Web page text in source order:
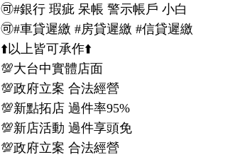
🉑#銀行 瑕疵 呆帳 警示帳戶 小白
🉑#車貸遲繳 #房貸遲繳 #信貸遲繳
⬆️以上皆可承作⬆️
💯大台中實體店面
💯政府立案 合法經營
💯新點拓店 過件率95%
💯新店活動 過件享頭免
💯政府立案 合法經營